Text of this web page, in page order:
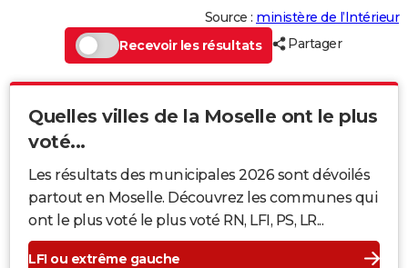
Source : ministère de l’Intérieur
Recevoir les résultats
Partager
Quelles villes de la Moselle ont le plus
voté...
Les résultats des municipales 2026 sont dévoilés
partout en Moselle. Découvrez les communes qui
ont le plus voté le plus voté RN, LFI, PS, LR...
LFI ou extrême gauche